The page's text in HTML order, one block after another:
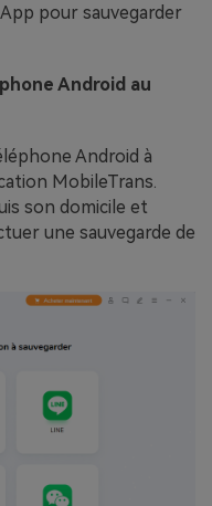
pour sauvegarder
Android au
Android à
MobileTrans.
son domicile et
une sauvegarde de